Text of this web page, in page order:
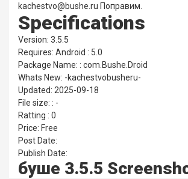
kachestvo@bushe.ru Поправим.
Specifications
Version: 3.5.5
Requires: Android : 5.0
Package Name: : com.Bushe.Droid
Whats New: -kachestvobusheru-
Updated: 2025-09-18
File size: : -
Ratting : 0
Price: Free
Post Date:
Publish Date:
буше 3.5.5